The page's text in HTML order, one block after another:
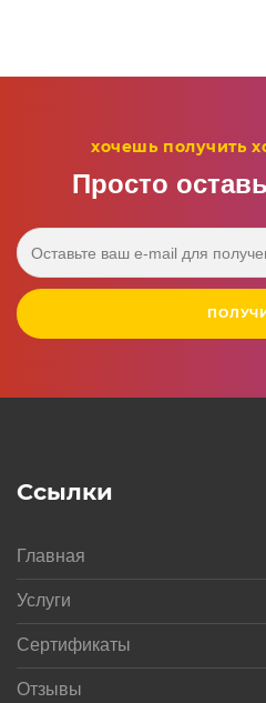
хочешь получить
Просто
Ссылки
Главная
Услуги
Сертификаты
Отзывы